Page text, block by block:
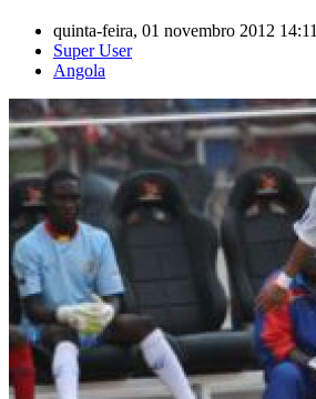
quinta-feira, 01 novembro 2012 14:11
Super User
Angola